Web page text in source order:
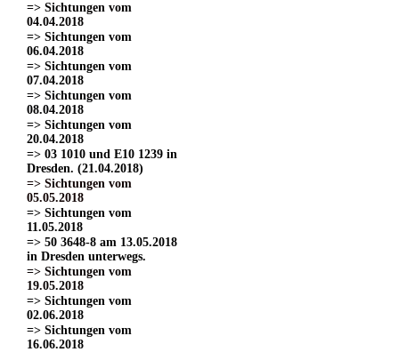
=> Sichtungen vom
04.04.2018
=> Sichtungen vom
06.04.2018
=> Sichtungen vom
07.04.2018
=> Sichtungen vom
08.04.2018
=> Sichtungen vom
20.04.2018
=> 03 1010 und E10 1239 in
Dresden. (21.04.2018)
=> Sichtungen vom
05.05.2018
=> Sichtungen vom
11.05.2018
=> 50 3648-8 am 13.05.2018
in Dresden unterwegs.
=> Sichtungen vom
19.05.2018
=> Sichtungen vom
02.06.2018
=> Sichtungen vom
16.06.2018